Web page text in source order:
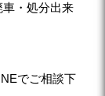
・処分出来
でご相談下